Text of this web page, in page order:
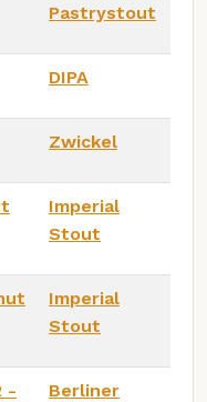
Pastrystout
DIPA
Zwickel
Imperial
Stout
Imperial
Stout
-
Berliner